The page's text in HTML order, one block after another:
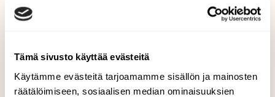
Tämä sivusto käyttää evästeitä
Käytämme evästeitä tarjoamamme sisällön ja mainosten
räätälöimiseen, sosiaalisen median ominaisuuksien
T